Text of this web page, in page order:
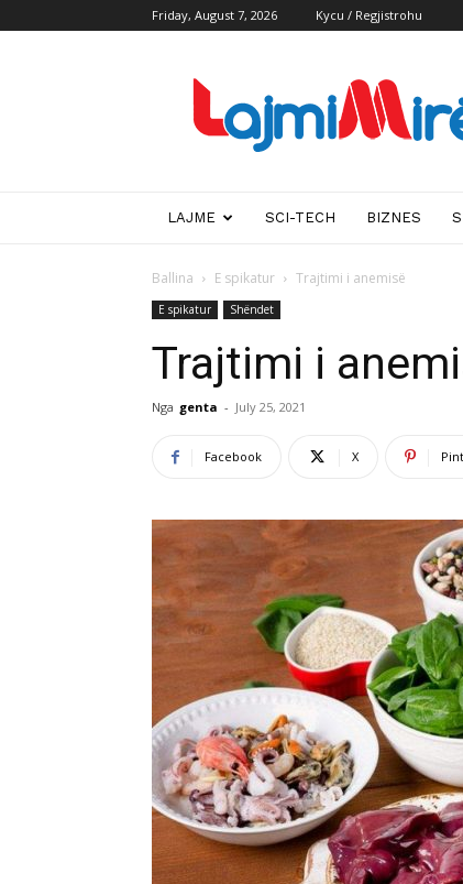
Friday, August 7, 2026 Kycu / Regjistrohu
mire
LAJME SCI-TECH BIZNES
Ballina E spikatur Trajtimi i anemisë
E spikatur Shëndet
Trajtimi i
Nga genta - July 25, 2021
Facebook X